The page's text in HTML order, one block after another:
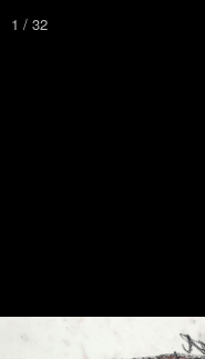
1 / 32